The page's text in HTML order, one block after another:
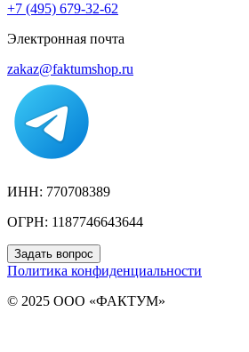
+7 (495) 679-32-62
Электронная почта
zakaz@faktumshop.ru
ИНН: 770708389
ОГРН: 1187746643644
Задать вопрос
Политика конфиденциальности
© 2025 ООО «ФАКТУМ»